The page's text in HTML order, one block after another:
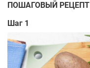
ПОШАГОВЫЙ РЕЦЕПТ
Шаг 1